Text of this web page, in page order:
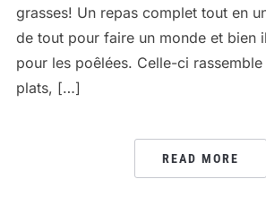
grasses! Un repas complet tout en
de tout pour faire un monde et bien
pour les poêlées. Celle-ci
plats, […]
READ MORE